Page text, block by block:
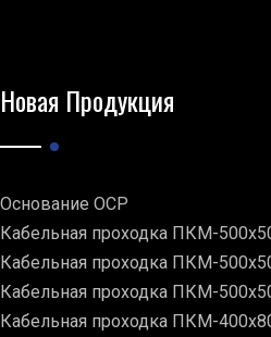
Новая Продукция
Основание ОСР
Кабельная проходка ПКМ-
Кабельная проходка ПКМ-
Кабельная проходка ПКМ-
Кабельная проходка ПКМ-